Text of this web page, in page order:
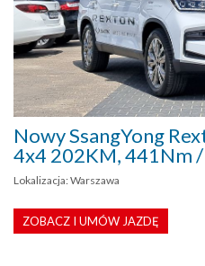
Nowy SsangYong
4x4 202KM, 441Nm
Lokalizacja: Warszawa
ZOBACZ I UMÓW JAZDĘ